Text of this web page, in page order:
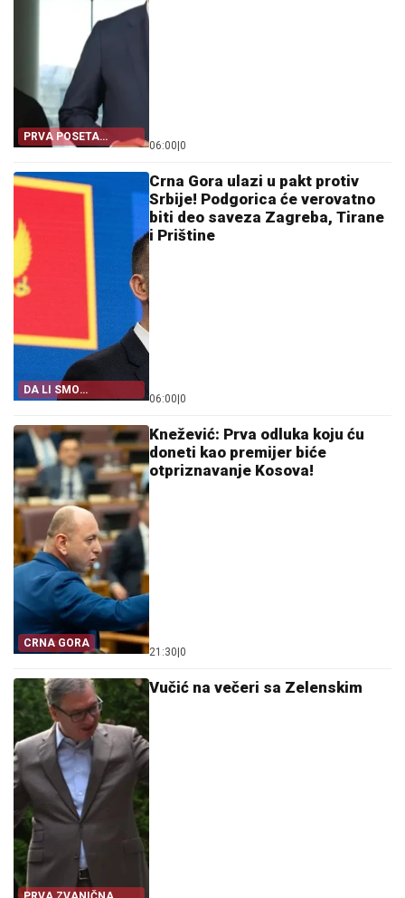
PRVA POSETA
SRBIJI!
06:00 0
DA LI SMO
IZNENAĐENI?
Crna Gora ulazi u pakt protiv
Srbije! Podgorica će verovatno
biti deo saveza Zagreba, Tirane
i Prištine
06:00 0
CRNA GORA
Knežević: Prva odluka koju ću
doneti kao premijer biće
otpriznavanje Kosova!
21:30 0
Vučić na večeri sa Zelenskim